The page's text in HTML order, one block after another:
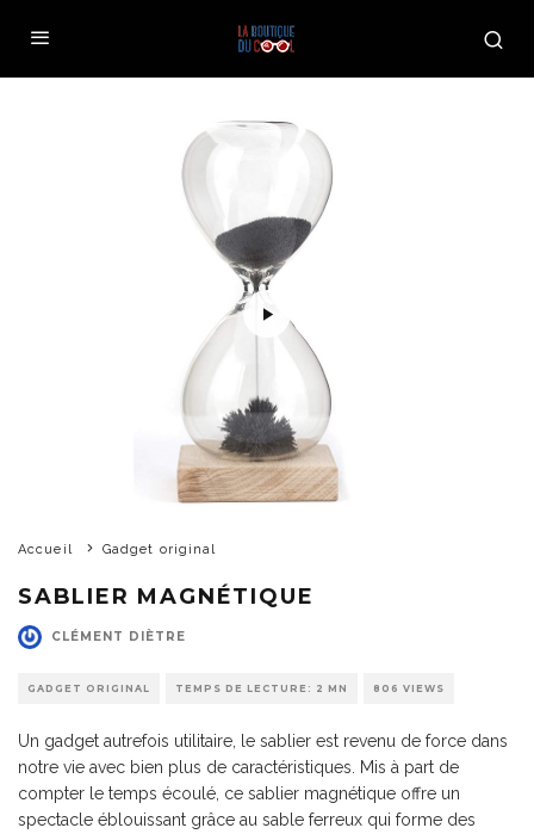
Accueil Gadget original
SABLIER MAGNÉTIQUE
CLÉMENT DIÈTRE
GADGET ORIGINAL TEMPS DE LECTURE: 2 MN 806 VIEWS
Un gadget autrefois utilitaire, le sablier est revenu de force dans
notre vie avec bien plus de caractéristiques. Mis à part de
compter le temps écoulé, ce sablier magnétique offre un
spectacle éblouissant grâce au sable ferreux qui forme des